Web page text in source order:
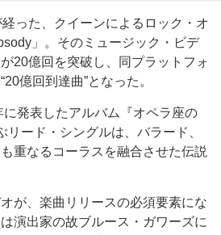
った、クイーンによるロック・オ
」。そのミュージック・ビデ
20億回を突破し、同プラットフォ
億回到達曲”となった。
発表したアルバム『オペラ座の
ード・シングルは、バラード、
重なるコーラスを融合させた伝説
が、楽曲リリースの必須要素にな
演出家の故ブルース・ガワーズに